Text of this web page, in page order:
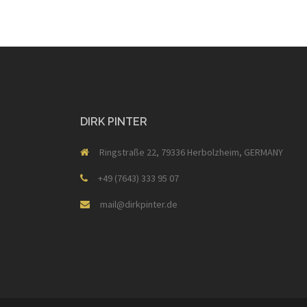
DIRK PINTER
Ringstraße 22, 79336 Herbolzheim, GERMANY
+49 (7643) 333 95 07
mail@dirkpinter.de